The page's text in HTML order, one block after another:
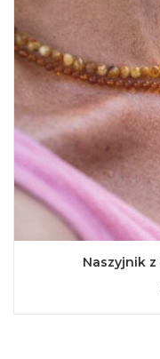
Naszyjnik